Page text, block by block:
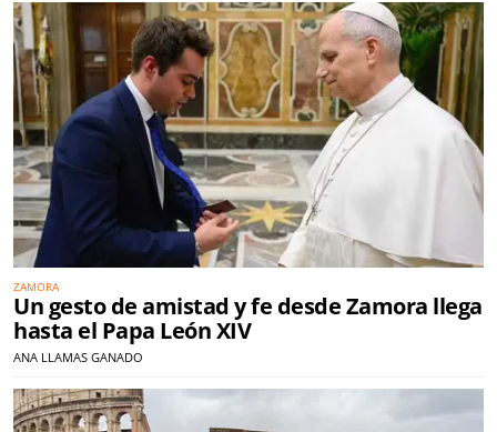
ZAMORA
Un gesto de amistad y fe desde Zamora llega
hasta el Papa León XIV
ANA LLAMAS GANADO